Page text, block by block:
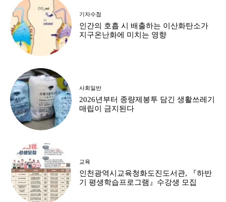
기자수첩
인간의 호흡 시 배출하는 이산화탄소가
지구온난화에 미치는 영향
사회일반
2026년부터 종량제봉투 담긴 생활쓰레기
매립이 금지된다
교육
인천광역시교육청화도진도서관, 『하반
기 평생학습프로그램』수강생 모집